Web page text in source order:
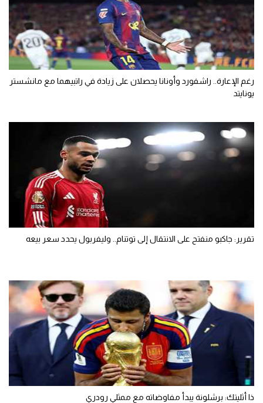
رغم الإعارة.. راشفورد وأونانا يحصلان على زيادة في راتبيهما مع مانشستر
يونايتد
تقرير: جاكبو منفتح على الانتقال إلى توتنام.. وليفربول يحدد سعر بيعه
ذا أثليتك: برشلونة يبدأ مفاوضاته مع ممثلي رودري